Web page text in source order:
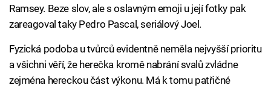
Ramsey. Beze slov, ale s oslavným emoji u její fotky pak
zareagoval taky Pedro Pascal, seriálový Joel.
Fyzická podoba u tvůrců evidentně neměla nejvyšší prioritu
a všichni věří, že herečka kromě nabrání svalů zvládne
zejména hereckou část výkonu. Má k tomu patřičné